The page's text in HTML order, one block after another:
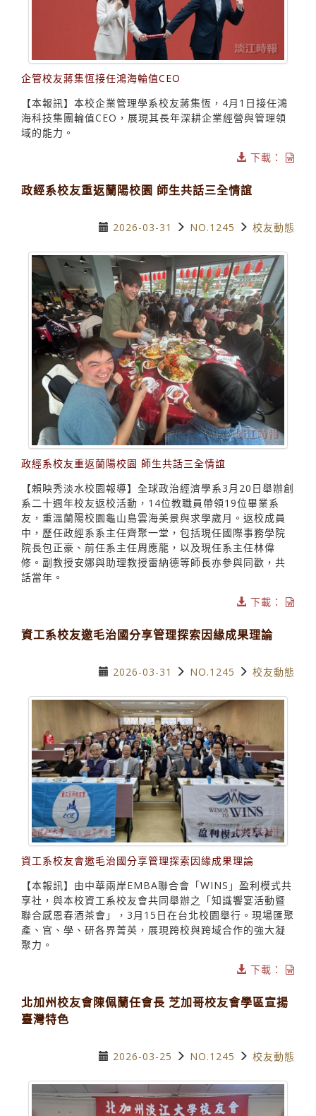
企管校友蔣集恆接任鴻海輪值CEO
【本報訊】本校企業管理學系校友蔣集恆，4月1日接任鴻
海科技集團輪值CEO，展現其長年深耕企業經營與管理領
域的能力。
下載：
政經系校友重返蘭陽校園 師生共話三全情誼
2026-03-31 NO.1245 校友動態
政經系校友重返蘭陽校園 師生共話三全情誼
【賴映秀淡水校園報導】全球政治經濟學系3月20日舉辦創
系二十週年校友返校活動，14位教職員帶領19位畢業系
友，重溫蘭陽校園龜山島雲海美景與求學歲月。返校成員
中，歷任政經系系主任齊聚一堂，包括現任國際事務學院
院長包正豪、前任系主任周應龍，以及現任系主任林偉
修。副教授安娜與助理教授雷納德等師長亦參與同歡，共
話當年。
下載：
資工系校友邀毛治國分享管理探索因緣成果理論
2026-03-31 NO.1245 校友動態
資工系校友會邀毛治國分享管理探索因緣成果理論
【本報訊】由中華兩岸EMBA聯合會「WINS」盈利模式共
享社，與本校資工系校友會共同舉辦之「知識饗宴活動暨
聯合感恩春酒茶會」，3月15日在台北校園舉行。現場匯聚
產、官、學、研各界菁英，展現跨校與跨域合作的強大凝
聚力。
下載：
北加州校友會陳佩蘭任會長 芝加哥校友會學區宣揚
臺灣特色
2026-03-25 NO.1245 校友動態